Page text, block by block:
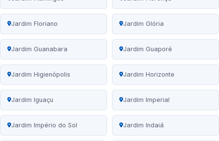
Jardim Floriano Jardim Glória
Jardim Guanabara Jardim Guaporé
Jardim Higienópolis Jardim Horizonte
Jardim Iguaçu Jardim Imperial
Jardim Império do Sol Jardim Indaiá